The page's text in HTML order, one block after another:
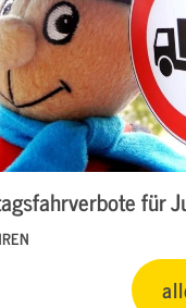
für